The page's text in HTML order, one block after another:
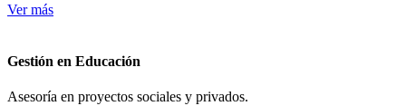
Ver más
Gestión en Educación
Asesoría en proyectos sociales y privados.